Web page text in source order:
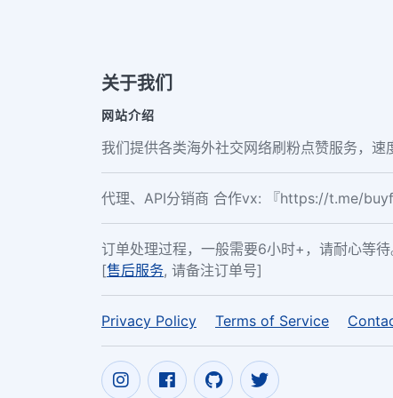
关于我们
网站介绍
我们提供各类海外社交网络刷粉点赞服务，
代理、API分销商 合作vx: 『https://t.me/
订单处理过程，一般需要6小时+，请耐心等待
[售后服务, 请备注订单号]
Privacy Policy Terms of Service